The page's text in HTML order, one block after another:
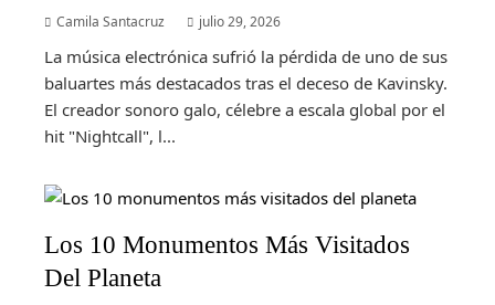
Camila Santacruz julio 29, 2026
La música electrónica sufrió la pérdida de uno de sus
baluartes más destacados tras el deceso de Kavinsky.
El creador sonoro galo, célebre a escala global por el
hit "Nightcall", l...
Los 10 Monumentos Más Visitados
Del Planeta